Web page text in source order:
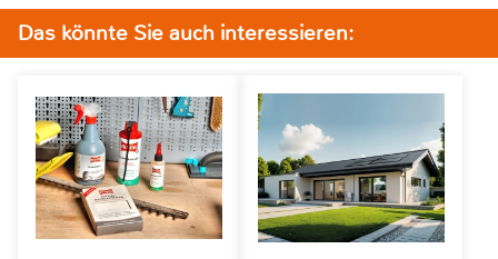
Das könnte Sie auch interessieren: